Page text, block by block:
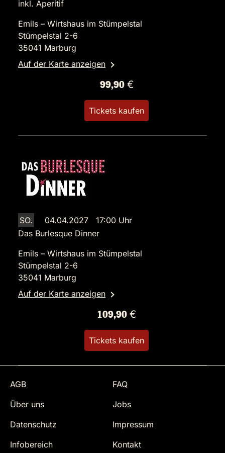
inkl. Aperitif
Emils – Wirtshaus im Stümpelstal
Stümpelstal 2-6
35041 Marburg
Auf der Karte anzeigen
99,90 €
Tickets kaufen
SO.
04.04.2027 17:00 Uhr
Das Burlesque Dinner
Emils – Wirtshaus im Stümpelstal
Stümpelstal 2-6
35041 Marburg
Auf der Karte anzeigen
109,90 €
Tickets kaufen
AGB
FAQ
Über uns
Jobs
Datenschutz
Impressum
Infobereich
Kontakt